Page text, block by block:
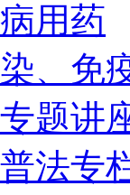
用药
、免
题讲
法专